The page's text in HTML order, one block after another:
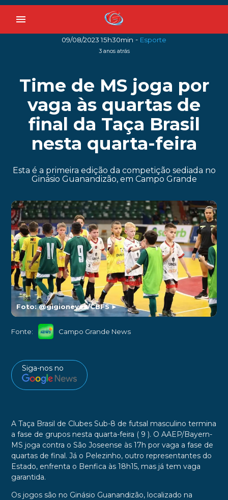
menu
09/08/2023 15h30min - Esporte
3 anos atrás
Time de MS joga por
vaga às quartas de
final da Taça Brasil
nesta quarta-feira
Esta é a primeira edição da competição sediada no
Ginásio Guanandizão, em Campo Grande
Foto: @gigioneves/CBFS►
Fonte: Campo Grande News
Siga-nos no
A Taça Brasil de Clubes Sub-8 de futsal masculino termina
a fase de grupos nesta quarta-feira ( 9 ). O AAEP/Bayern-
MS joga contra o São Joseense às 17h por vaga a fase de
quartas de final. Já o Pelezinho, outro representantes do
Estado, enfrenta o Benfica às 18h15, mas já tem vaga
garantida.
Os jogos são no Ginásio Guanandizão, localizado na